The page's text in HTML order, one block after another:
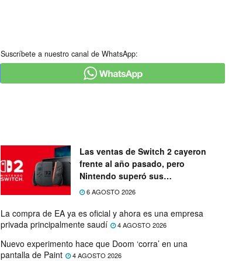
Suscríbete a nuestro canal de WhatsApp:
Las ventas de Switch 2 cayeron
frente al año pasado, pero
Nintendo superó sus
expectativas
6 AGOSTO 2026
La compra de EA ya es oficial y ahora es una empresa
privada principalmente saudí
4 AGOSTO 2026
Nuevo experimento hace que Doom ‘corra’ en una
pantalla de Paint
4 AGOSTO 2026